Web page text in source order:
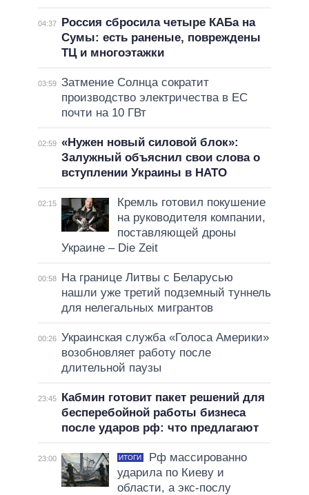
04:37
Россия сбросила четыре КАБа на
Сумы: есть раненые, повреждены
ТЦ и многоэтажки
03:59 Затмение Солнца сократит
производство электричества в ЕС
почти на 10 ГВт
02:59 «Нужен новый силовой блок»:
Залужный объяснил свои слова о
вступлении Украины в НАТО
02:15
Кремль готовил покушение
на руководителя компании,
поставляющей дроны
Украине – Die Zeit
00:58
На границе Литвы с Беларусью
нашли уже третий подземный туннель
для нелегальных мигрантов
00:26 Украинская служба «Голоса Америки»
возобновляет работу после
длительной паузы
23:45
Кабмин готовит пакет решений для
бесперебойной работы бизнеса
после ударов рф: что предлагают
23:00 ИТОГИ
Рф массированно
ударила по Киеву и
области, а экс-послу